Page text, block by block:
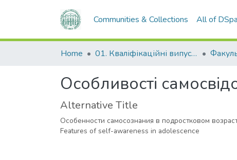
Communities & Collections All of
Home 01. Кваліфікаційні випускні роботи здобувачів вищої освіти
Особливості
Alternative Title
Особенности самосознания в подростковом
Features of self-awareness in adolescence